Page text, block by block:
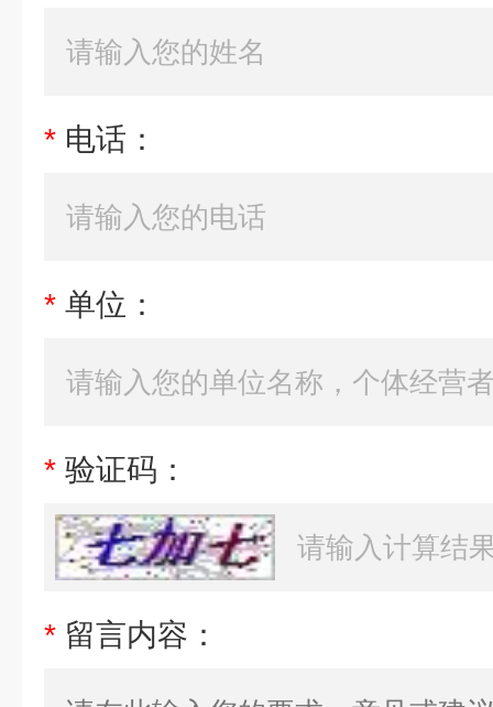
* 电话：
* 单位：
* 验证码：
* 留言内容：